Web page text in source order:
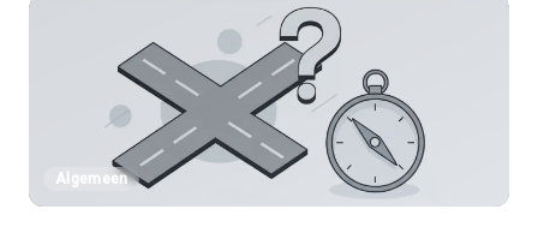
Algemeen